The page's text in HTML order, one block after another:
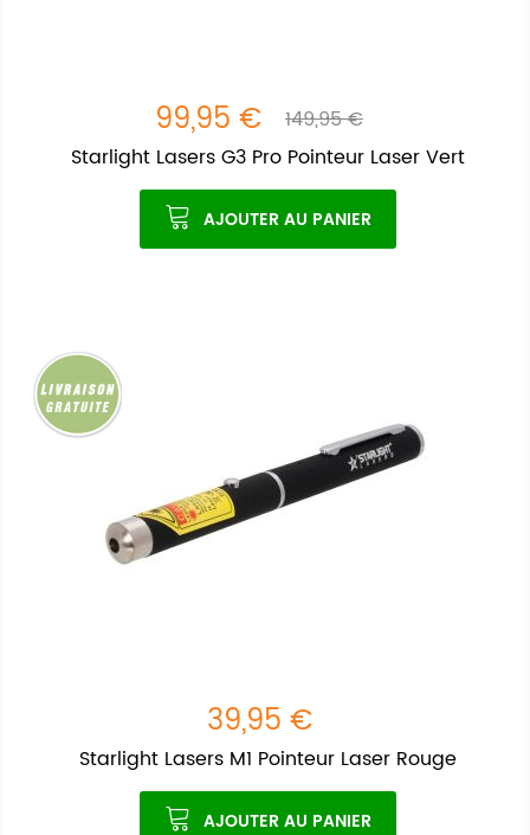
99,95 €
149,95 €
Starlight Lasers G3 Pro Pointeur Laser Vert
AJOUTER AU PANIER
39,95 €
Starlight Lasers M1 Pointeur Laser Rouge
AJOUTER AU PANIER